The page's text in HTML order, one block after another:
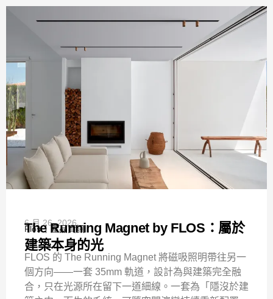
6 月 26, 2026
Flos 產品資訊
The Running Magnet by FLOS：屬於
建築本身的光
FLOS 的 The Running Magnet 將磁吸照明帶往另一
個方向——一套 35mm 軌道，設計為與建築完全融
合，只在光源所在留下一道細線。一套為「隱沒於建